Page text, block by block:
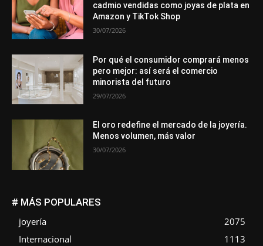
cadmio vendidas como joyas de plata en
Amazon y TikTok Shop
30/07/2026
Por qué el consumidor comprará menos
pero mejor: así será el comercio
minorista del futuro
29/07/2026
El oro redefine el mercado de la joyería.
Menos volumen, más valor
30/07/2026
# MÁS POPULARES
joyería
2075
Internacional
1113